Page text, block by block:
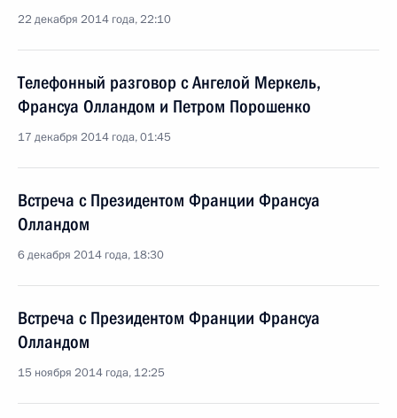
22 декабря 2014 года, 22:10
Телефонный разговор с Ангелой Меркель,
Франсуа Олландом и Петром Порошенко
17 декабря 2014 года, 01:45
Встреча с Президентом Франции Франсуа
Олландом
6 декабря 2014 года, 18:30
Встреча с Президентом Франции Франсуа
Олландом
15 ноября 2014 года, 12:25